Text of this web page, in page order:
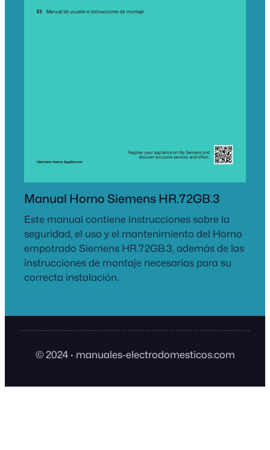
Manual Horno Siemens HR.72GB.3
Este manual contiene instrucciones sobre la
seguridad, el uso y el mantenimiento del Horno
empotrado Siemens HR.72GB.3, además de las
instrucciones de montaje necesarias para su
correcta instalación.
© 2024 · manuales-electrodomesticos.com